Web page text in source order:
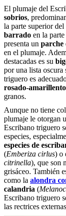
El plumaje del
sobrios,
la parte superior
barrado en la
presenta un parche
en el plumaje.
destacadas es su
por una lista
triguero es
rosado-amarillento
granos.
Aunque no tiene
plumaje le otorgan
Escribano triguero
especies,
especies de
(Emberiza cirlus) o
citrinella), que son
grisáceo. También
como la alondra
calandria (
Escribano triguero
las rectrices